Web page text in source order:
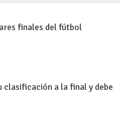
finales del fútbol
clasificación a la final y debe